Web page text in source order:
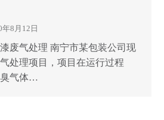
年8月12日
废气处理 南宁市某包装公司现
处理项目，项目在运行过程
臭气体…